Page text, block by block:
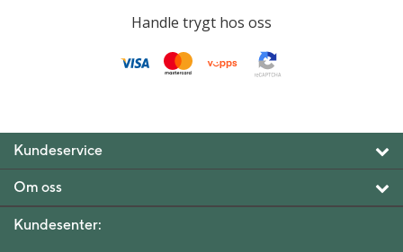
Handle trygt hos oss
Kundeservice
Om oss
Kundesenter: